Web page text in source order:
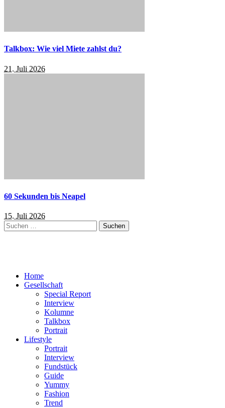
Talkbox: Wie viel Miete zahlst du?
21. Juli 2026
60 Sekunden bis Neapel
15. Juli 2026
Suchen
nach:
Home
Gesellschaft
Special Report
Interview
Kolumne
Talkbox
Portrait
Lifestyle
Portrait
Interview
Fundstück
Guide
Yummy
Fashion
Trend